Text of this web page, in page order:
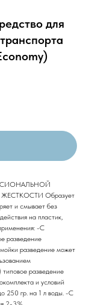
для
Образует
и смывает без
на пластик,
-С
разведение
разведение может
типовое разведение
и условий
250 гр. на 1 л воды. -С